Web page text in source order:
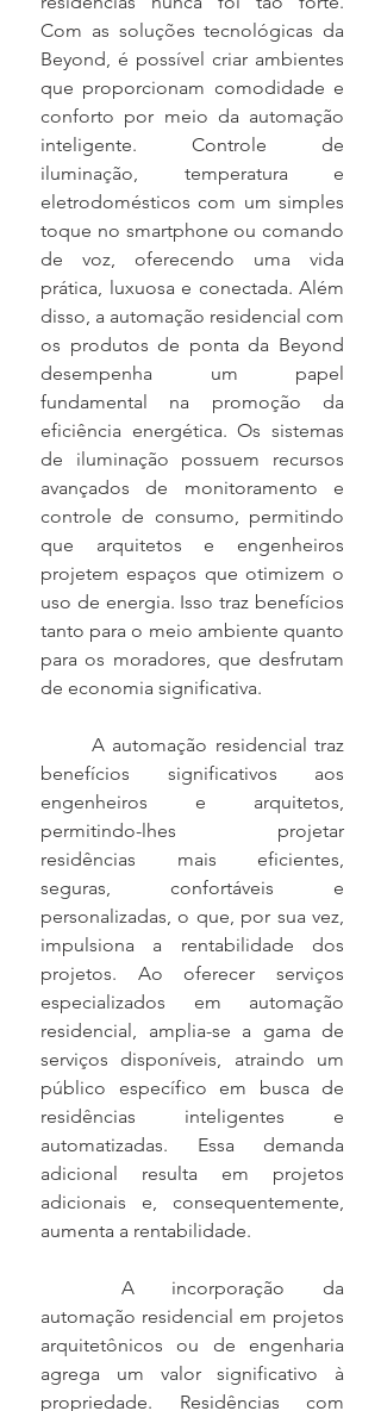
Com as soluções tecnológicas da
Beyond, é possível criar ambientes
que proporcionam comodidade e
conforto por meio da automação
inteligente. Controle de
iluminação, temperatura e
eletrodomésticos com um simples
toque no smartphone ou comando
de voz, oferecendo uma vida
prática, luxuosa e conectada. Além
disso, a automação residencial com
os produtos de ponta da Beyond
desempenha um papel
fundamental na promoção da
eficiência energética. Os sistemas
de iluminação possuem recursos
avançados de monitoramento e
controle de consumo, permitindo
que arquitetos e engenheiros
projetem espaços que otimizem o
uso de energia. Isso traz benefícios
tanto para o meio ambiente quanto
para os moradores, que desfrutam
de economia significativa.
benefícios significativos aos
engenheiros e arquitetos,
permitindo-lhes projetar
residências mais eficientes,
seguras, confortáveis e
personalizadas, o que, por sua vez,
impulsiona a rentabilidade dos
projetos. Ao oferecer serviços
especializados em automação
residencial, amplia-se a gama de
serviços disponíveis, atraindo um
público específico em busca de
residências inteligentes e
automatizadas. Essa demanda
adicional resulta em projetos
adicionais e, consequentemente,
aumenta a rentabilidade.
automação residencial em projetos
arquitetônicos ou de engenharia
agrega um valor significativo à
propriedade. Residências com